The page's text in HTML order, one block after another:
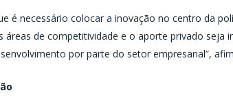
é necessário colocar a inovação no centro da
áreas de competitividade e o aporte privado
por parte do setor empresarial”,